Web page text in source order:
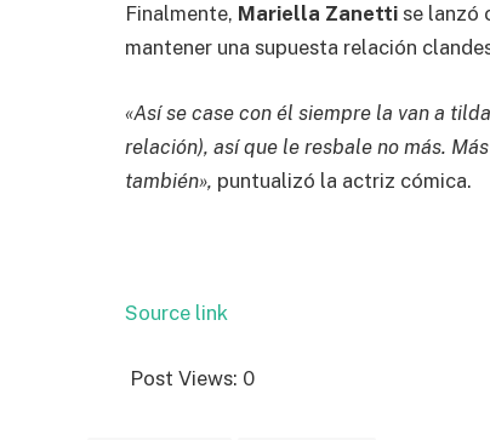
Finalmente, Mariella Zanetti se lanzó
mantener una supuesta relación
«Así se case con él siempre la van a
relación), así que le resbale no más.
también», puntualizó la actriz cómica.
Source link
Post Views: 0